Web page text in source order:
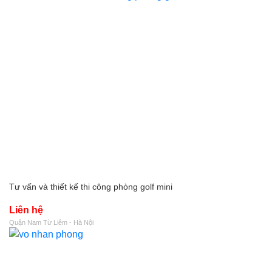
Tư vấn và thiết kế thi công phòng golf mini
Liên hệ
Quận Nam Từ Liêm - Hà Nội